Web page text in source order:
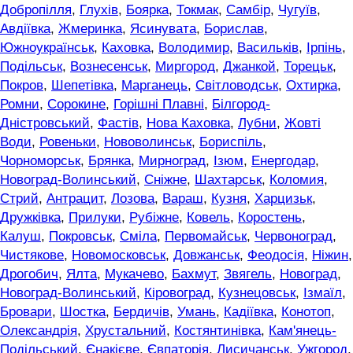
Добропілля, Глухів, Боярка, Токмак, Самбір, Чугуїв,
Авдіївка, Жмеринка, Ясинувата, Борислав,
Южноукраїнськ, Каховка, Володимир, Васильків, Ірпінь,
Подільськ, Вознесенськ, Миргород, Джанкой, Торецьк,
Покров, Шепетівка, Марганець, Світловодськ, Охтирка,
Ромни, Сорокине, Горішні Плавні, Білгород-
Дністровський, Фастів, Нова Каховка, Лубни, Жовті
Води, Ровеньки, Нововолинськ, Бориспіль,
Чорноморськ, Брянка, Мирноград, Ізюм, Енергодар,
Новоград-Волинський, Сніжне, Шахтарськ, Коломия,
Стрий, Антрацит, Лозова, Вараш, Кузня, Харцизьк,
Дружківка, Прилуки, Рубіжне, Ковель, Коростень,
Калуш, Покровськ, Сміла, Первомайськ, Червоноград,
Чистякове, Новомосковськ, Довжанськ, Феодосія, Ніжин,
Дрогобич, Ялта, Мукачево, Бахмут, Звягель, Новоград,
Новоград-Волинський, Кіровоград, Кузнецовськ, Ізмаїл,
Бровари, Шостка, Бердичів, Умань, Кадіївка, Конотоп,
Олександрія, Хрустальний, Костянтинівка, Кам'янець-
Подільський, Єнакієве, Євпаторія, Лисичанськ, Ужгород,